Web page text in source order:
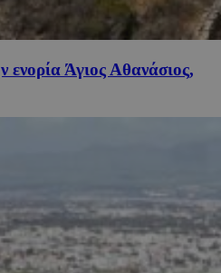
ενορία Άγιος Αθανάσιος,